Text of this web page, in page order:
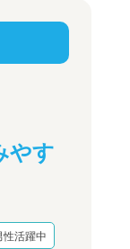
やす
性活躍中